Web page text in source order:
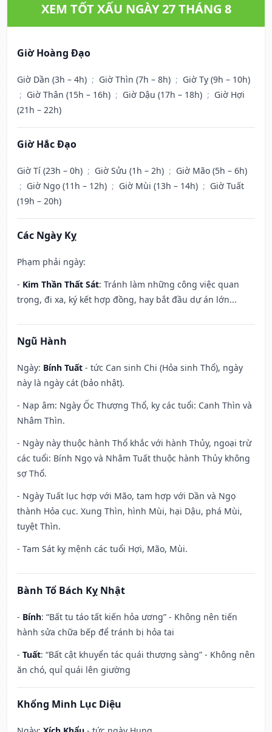
XEM TỐT XẤU NGÀY 27 THÁNG 8
Giờ Hoàng Đạo
Giờ Dần (3h – 4h) ; Giờ Thìn (7h – 8h) ; Giờ Tỵ (9h – 10h)
; Giờ Thân (15h – 16h) ; Giờ Dậu (17h – 18h) ; Giờ Hợi
(21h – 22h)
Giờ Hắc Đạo
Giờ Tí (23h – 0h) ; Giờ Sửu (1h – 2h) ; Giờ Mão (5h – 6h)
; Giờ Ngọ (11h – 12h) ; Giờ Mùi (13h – 14h) ; Giờ Tuất
(19h – 20h)
Các Ngày Kỵ
Phạm phải ngày:
- Kim Thần Thất Sát: Tránh làm những công việc quan
trọng, đi xa, ký kết hợp đồng, hay bắt đầu dự án lớn...
Ngũ Hành
Ngày: Bính Tuất - tức Can sinh Chi (Hỏa sinh Thổ), ngày
này là ngày cát (bảo nhật).
- Nạp âm: Ngày Ốc Thượng Thổ, kỵ các tuổi: Canh Thìn và
Nhâm Thìn.
- Ngày này thuộc hành Thổ khắc với hành Thủy, ngoại trừ
các tuổi: Bính Ngọ và Nhâm Tuất thuộc hành Thủy không
sợ Thổ.
- Ngày Tuất lục hợp với Mão, tam hợp với Dần và Ngọ
thành Hỏa cục. Xung Thìn, hình Mùi, hại Dậu, phá Mùi,
tuyệt Thìn.
- Tam Sát kỵ mệnh các tuổi Hợi, Mão, Mùi.
Bành Tổ Bách Kỵ Nhật
- Bính: “Bất tu táo tất kiến hỏa ương” - Không nên tiến
hành sửa chữa bếp để tránh bị hỏa tai
- Tuất: “Bất cật khuyển tác quái thượng sàng” - Không nên
ăn chó, quỉ quái lên giường
Khổng Minh Lục Diệu